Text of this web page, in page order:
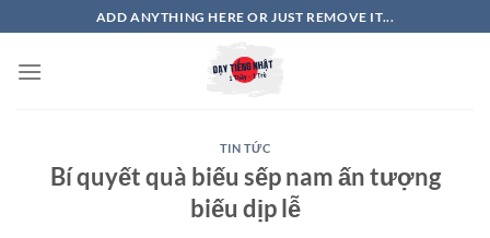
qua
nội
ADD ANYTHING HERE OR JUST REMOVE IT...
TIN TỨC
Bí quyết quà biếu sếp nam ấn tượng
biếu dịp lễ